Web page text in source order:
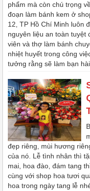
phẩm mà còn chú trọng
đoạn làm bánh kem ở
12, TP Hồ Chí Minh luôn
nguyên liệu an toàn tuyệt
viên và thợ làm bánh
nhiệt huyết trong công
tưởng rằng sẽ làm bạn hài
đẹp riêng, mùi hương
của nó. Lễ tình nhân thì
mai, hoa đào, đám tang
cùng với shop hoa tươi
hoa trong ngày tang lễ